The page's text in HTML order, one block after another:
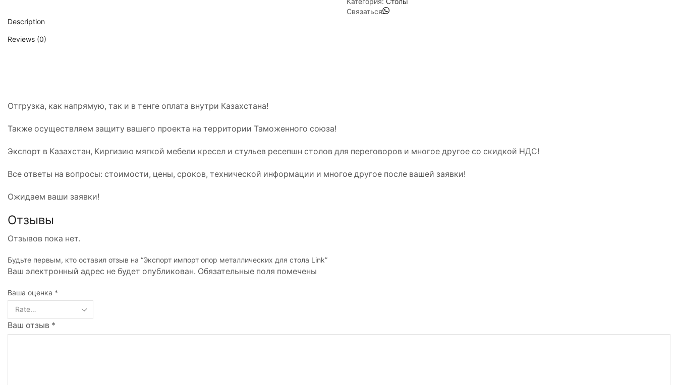
Связаться
Description
Reviews (0)
Отгрузка, как напрямую, так и в тенге оплата внутри Казахстана!
Также осуществляем защиту вашего проекта на территории Таможенного союза!
Экспорт в Казахстан, Киргизию мягкой мебели кресел и стульев ресепшн столов для переговоров и многое другое со скидкой НДС!
Все ответы на вопросы: стоимости, цены, сроков, технической информации и многое другое после вашей заявки!
Ожидаем ваши заявки!
Отзывы
Отзывов пока нет.
Будьте первым, кто оставил отзыв на “Экспорт импорт опор металлических для стола Link”
Ваш электронный адрес не будет опубликован. Обязательные поля помечены
Ваша оценка *
Ваш отзыв *